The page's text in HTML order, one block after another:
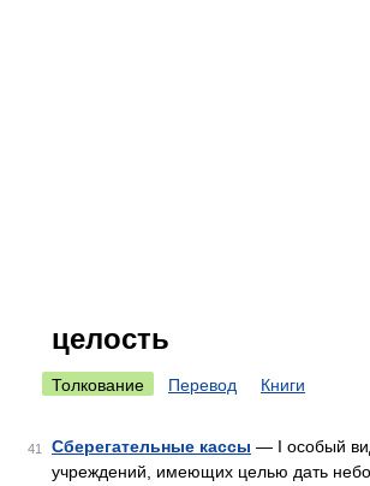
целость
Толкование Перевод Книги
41 Сберегательные кассы — I особый
учреждений, имеющих целью дать